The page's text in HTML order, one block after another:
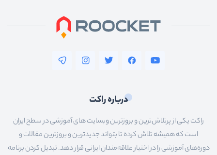
درباره راکت
راکت یکی از پرتلاش‌ترین و بروزترین وبسایت های آموزشی در سطح ایران
است که همیشه تلاش کرده تا بتواند جدیدترین و بروزترین مقالات و
دوره‌های آموزشی را در اختیار علاقه‌مندان ایرانی قرار دهد. تبدیل کردن برنامه